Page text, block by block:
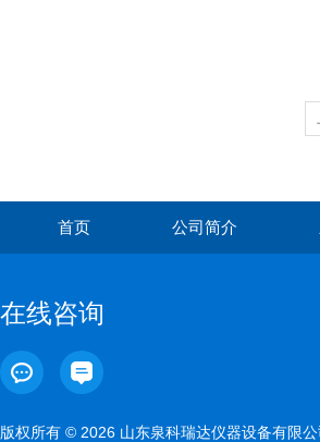
首页 公司简介
在线咨询
版权所有 © 2026 山东泉科瑞达仪器设备有限